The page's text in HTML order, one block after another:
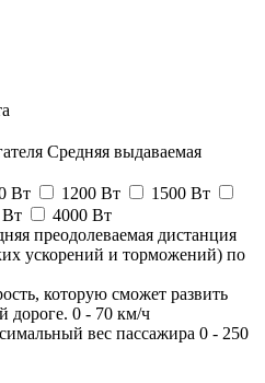
Средняя выдаваемая
Вт 1200 Вт
1500 Вт
Вт
4000 Вт
преодолеваемая дистанция
ускорений и торможений) по
которую сможет развить
дороге. 0 - 70 км/ч
вес пассажира 0 - 250